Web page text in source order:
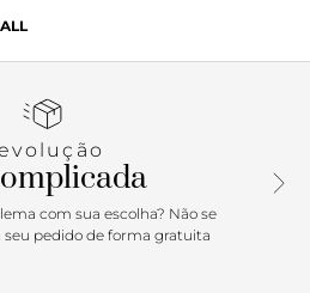
de solado flatform imponente
de recortes por todo o
traseira e no contorno da
e contornos em costura
O modelo apresenta tag
assinatura Anacapri. Porque
indispensável! Comfy & trendy,
com sua escolha? Não se
seu pedido de forma gratuita